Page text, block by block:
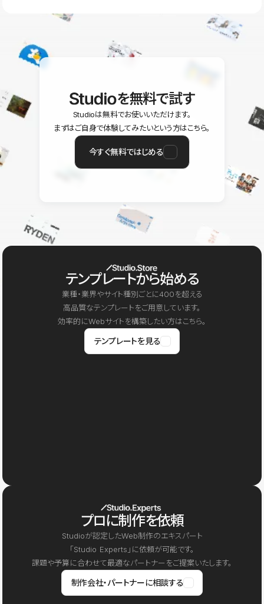
ユーザー同士で質問・相談できるコミュニティもご利用ください。
を無料で試す
Studioは無料でお使いいただけます。
まずはご自身で体験してみたいという方はこちら。
今すぐ無料ではじめる
テンプレートから始める
業種・業界やサイト種別ごとに400を超える
高品質なテンプレートをご用意しています。
効率的にWebサイトを構築したい方はこちら。
テンプレートを見る
プロに制作を依頼
Studioが認定したWeb制作のエキスパート
「Studio Experts」に依頼が可能です。
課題や予算に合わせて最適なパートナーをご提案いたします。
制作会社・パートナーに相談する